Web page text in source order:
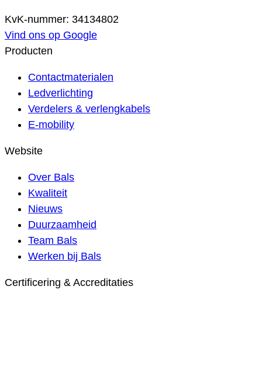
KvK-nummer: 34134802
Vind ons op Google
Producten
Contactmaterialen
Ledverlichting
Verdelers & verlengkabels
E-mobility
Website
Over Bals
Kwaliteit
Nieuws
Duurzaamheid
Team Bals
Werken bij Bals
Certificering & Accreditaties